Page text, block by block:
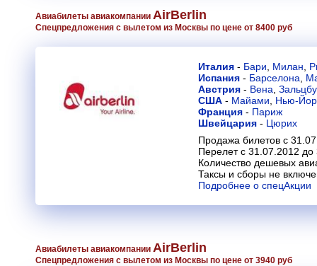
Авиабилеты авиакомпании AirBerlin
Спецпредложения с вылетом из Москвы по цене от 8400 руб
Италия - Бари Милан
Испания - Барселона
Австрия - Вена
США - Майами
Нью-
Франция - Париж
Швейцария - Цюрих
Продажа билетов с
Перелет с 31.07.2012 до
Количество дешевых
Таксы и сборы не
Подробнее о спецАкции
Авиабилеты авиакомпании AirBerlin
Спецпредложения с вылетом из Москвы по цене от 3940 руб